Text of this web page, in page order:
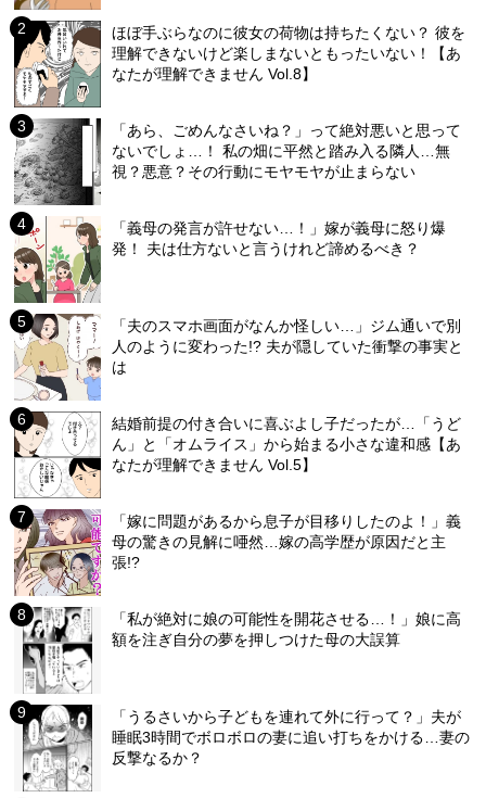
ほぼ手ぶらなのに彼女の荷物は持ちたくない？ 彼を
理解できないけど楽しまないともったいない！【あ
なたが理解できません Vol.8】
「あら、ごめんなさいね？」って絶対悪いと思って
ないでしょ…！ 私の畑に平然と踏み入る隣人…無
視？悪意？その行動にモヤモヤが止まらない
「義母の発言が許せない…！」嫁が義母に怒り爆
発！ 夫は仕方ないと言うけれど諦めるべき？
「夫のスマホ画面がなんか怪しい…」ジム通いで別
人のように変わった!? 夫が隠していた衝撃の事実と
は
結婚前提の付き合いに喜ぶよし子だったが…「うど
ん」と「オムライス」から始まる小さな違和感【あ
なたが理解できません Vol.5】
「嫁に問題があるから息子が目移りしたのよ！」義
母の驚きの見解に唖然…嫁の高学歴が原因だと主
張!?
「私が絶対に娘の可能性を開花させる…！」娘に高
額を注ぎ自分の夢を押しつけた母の大誤算
「うるさいから子どもを連れて外に行って？」夫が
睡眠3時間でボロボロの妻に追い打ちをかける…妻の
反撃なるか？